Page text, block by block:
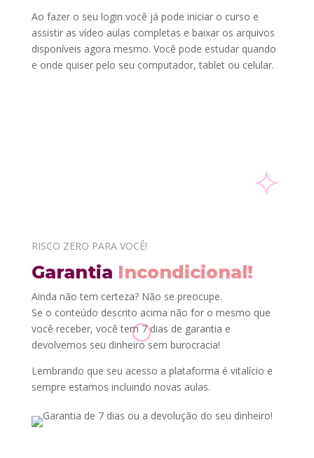
Ao fazer o seu login você já pode iniciar o curso e
assistir as vídeo aulas completas e baixar os arquivos
disponíveis agora mesmo. Você pode estudar quando
e onde quiser pelo seu computador, tablet ou celular.
RISCO ZERO PARA VOCÊ!
Garantia Incondicional!
Ainda não tem certeza? Não se preocupe.
Se o conteúdo descrito acima não for o mesmo que
você receber, você tem 7 dias de garantia e
devolvemos seu dinheiro sem burocracia!
Lembrando que seu acesso a plataforma é vitalício e
sempre estamos incluindo novas aulas.